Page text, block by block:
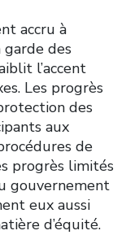
accru à
garde des
l’accent
Les progrès
des
aux
de
progrès limités
gouvernement
eux aussi
d’équité.